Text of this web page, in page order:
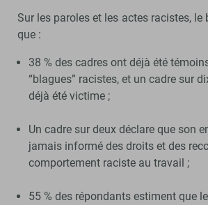
Sur les paroles et les actes racistes, le
que :
38 % des cadres ont déjà été
“blagues” racistes, et un cadre sur
déjà été victime ;
Un cadre sur deux déclare que son
jamais informé des droits et des
comportement raciste au travail ;
55 % des répondants estiment que